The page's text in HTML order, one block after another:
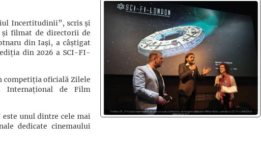
Incertitudinii”, scris și
și filmat de directorii de
din Iași, a câștigat
din 2026 a SCI-FI-
competiția oficială Zilele
Internațional de Film
este unul dintre cele mai
dedicate cinemaului